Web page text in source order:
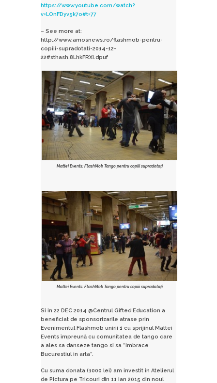
https://www.youtube.com/watch?
v=LOnFDyv5k7o#t=77
– See more at:
http://www.amosnews.ro/flashmob-pentru-
copiii-supradotati-2014-12-
22#sthash.8LhkFRXi.dpuf
Mattei Events: FlashMob Tango pentru copiii supradotați
Mattei Events: FlashMob Tango pentru copiii supradotați
Si in 22 DEC 2014 @Centrul Gifted Education a
beneficiat de sponsorizarile atrase prin
Evenimentul Flashmob unirii 1 cu sprijinul Mattei
Events împreună cu comunitatea de tango care
a ales sa danseze tango si sa “imbrace
Bucurestiul in arta”.
Cu suma donata (1000 lei) am investit in Atelierul
de Pictura pe Tricouri din 11 ian 2015 din noul